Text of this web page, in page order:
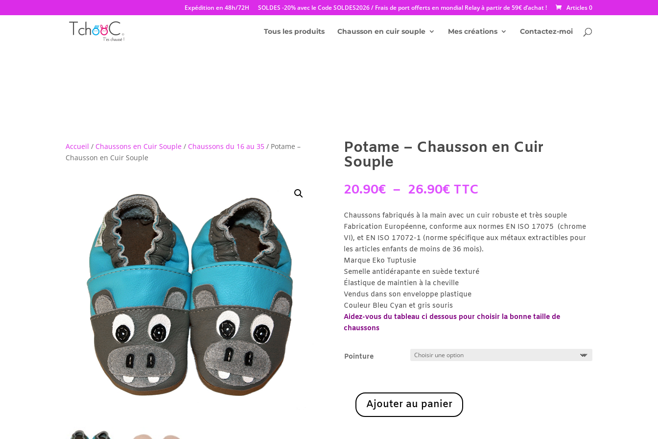
Expédition en 48h/72H SOLDES -20% avec le Code SOLDES2026 / Frais de port offerts en mondial Relay à partir de 59€ d’achat ! Articles 0
Tous les produits Chausson en cuir souple Mes créations Contactez-moi
Accueil / Chaussons en Cuir Souple / Chaussons du 16 au 35 / Potame –
Chausson en Cuir Souple
Potame – Chausson en Cuir
Souple
20.90€ – 26.90€Plage
prix :
20.90€
à
26.90€
TTC
Chaussons fabriqués à la main avec un cuir robuste et très souple
Fabrication Européenne, conforme aux normes EN ISO 17075 (chrome
VI), et EN ISO 17072-1 (norme spécifique aux métaux extractibles pour
les articles enfants de moins de 36 mois).
Marque Eko Tuptusie
Semelle antidérapante en suède texturé
Élastique de maintien à la cheville
Vendus dans son enveloppe plastique
Couleur Bleu Cyan et gris souris
Aidez-vous du tableau ci dessous pour choisir la bonne taille de
chaussons
Pointure
quantitéAjouter au panier